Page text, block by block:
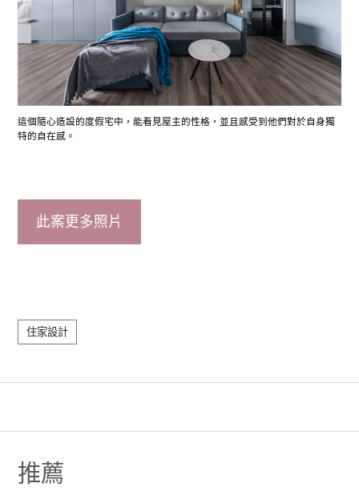
這個隨心造設的度假宅中，能看見屋主的性格，並且感受到他們對於自身獨
特的自在感。
此案更多照片
住家設計
推薦